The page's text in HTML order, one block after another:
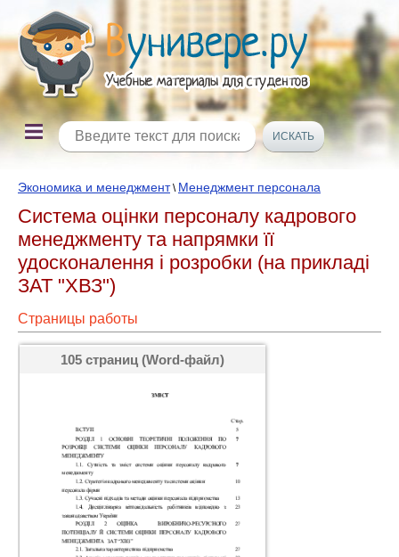
Экономика и менеджмент\ Менеджмент персонала
Система оцінки персоналу кадрового
менеджменту та напрямки її
удосконалення і розробки (на прикладі
ЗАТ "ХВЗ")
Страницы работы
105 страниц (Word-файл)